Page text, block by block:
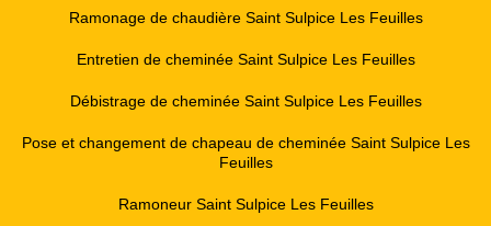
Ramonage de chaudière Saint Sulpice Les Feuilles
Entretien de cheminée Saint Sulpice Les Feuilles
Débistrage de cheminée Saint Sulpice Les Feuilles
Pose et changement de chapeau de cheminée Saint Sulpice Les
Feuilles
Ramoneur Saint Sulpice Les Feuilles